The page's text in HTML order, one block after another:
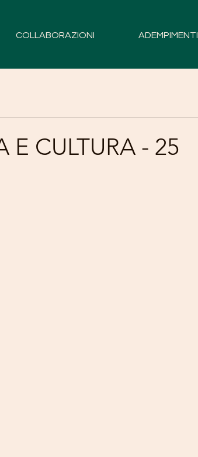
COLLABORAZIONI ADEMPIMENTI
E CULTURA - 25